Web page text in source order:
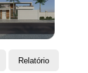
Relatório